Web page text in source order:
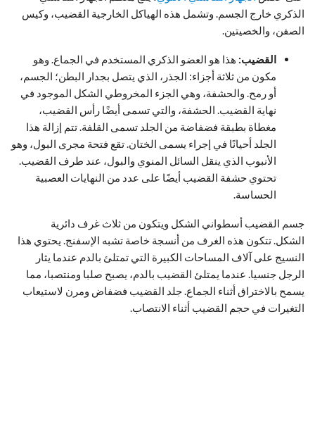
الذكري خارج الجسم. وتشمل هذه الهياكل الخارجية القضيب، وكيس
الصفن، والخصيتين.
القضيب: هذا هو العضو الذكري المستخدم في الجماع. وهو
مكون من ثلاثة أجزاء: الجذر، الذي يتصل بجدار البطن؛ الجسم،
أو رمح. والحشفة، وهي الجزء المخروطي الشكل الموجود في
نهاية القضيب. الحشفة، والتي تسمى أيضًا رأس القضيب،
مغطاة بطبقة فضفاضة من الجلد تسمى القلفة. تتم إزالة هذا
الجلد أحيانًا في إجراء يسمى الختان. تقع فتحة مجرى البول، وهو
الأنبوب الذي ينقل السائل المنوي والبول، عند طرف القضيب.
تحتوي حشفة القضيب أيضًا على عدد من النهايات العصبية
الحساسة.
جسم القضيب أسطواني الشكل ويتكون من ثلاث غرف دائرية
الشكل. تتكون هذه الغرف من أنسجة خاصة تشبه الإسفنج. يحتوي هذا
النسيج على آلاف المساحات الكبيرة التي تمتلئ بالدم عندما يثار
الرجل جنسيا. عندما يمتلئ القضيب بالدم، يصبح صلبا ومنتصبا، مما
يسمح بالاختراق أثناء الجماع. جلد القضيب فضفاض ومرن لاستيعاب
التغيرات في حجم القضيب أثناء الانتصاب.